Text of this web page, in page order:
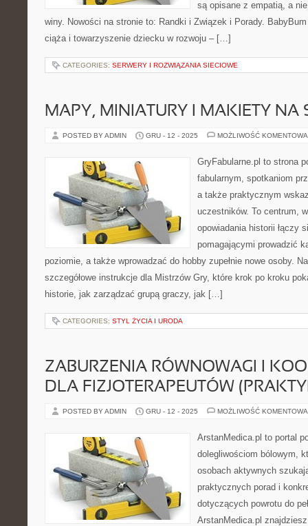
są opisane z empatią, a
winy. Nowości na stronie to: Randki i Związek i Porady.
ciąża i towarzyszenie dziecku w rozwoju – […]
CATEGORIES: SERWERY I ROZWIĄZANIA SIECIOWE
MAPY, MINIATURY I MAKIETY NA
POSTED BY ADMIN GRU - 12 - 2025 MOŻLIWOŚĆ
GryFabularne.pl to strona
fabularnym, spotkaniom
a także praktycznym
uczestników. To centrum,
opowiadania historii łączy
pomagającymi prowadzić
poziomie, a także wprowadzać do hobby zupełnie nowe osoby.
szczegółowe instrukcje dla Mistrzów Gry, które krok po kroku
historie, jak zarządzać grupą graczy, jak […]
CATEGORIES: STYL ŻYCIA I URODA
ZABURZENIA RÓWNOWAGI I
DLA FIZJOTERAPEUTÓW
POSTED BY ADMIN GRU - 12 - 2025 MOŻLIWOŚĆ
ArstanMedica.pl to portal
dolegliwościom bólowym,
osobach aktywnych
praktycznych porad i
dotyczących powrotu do
ArstanMedica.pl